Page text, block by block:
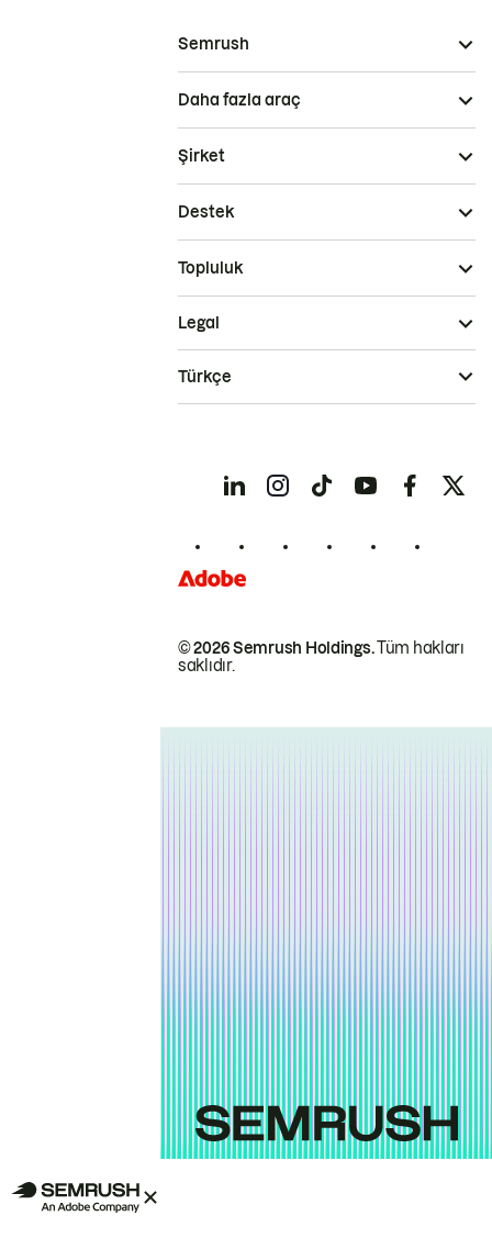
Semrush
Daha fazla araç
Şirket
Destek
Topluluk
© 2026 Semrush Holdings.Tüm hakları
saklıdır.
Legal
Türkçe